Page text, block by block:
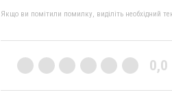
Якщо ви помітили помилку, виділіть необхідний
0,0